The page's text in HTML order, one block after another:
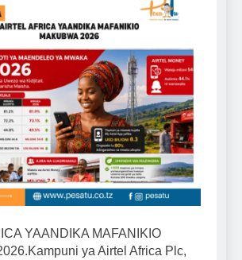
YAANDIKA MAFANIKIO
ya Airtel Africa Plc,